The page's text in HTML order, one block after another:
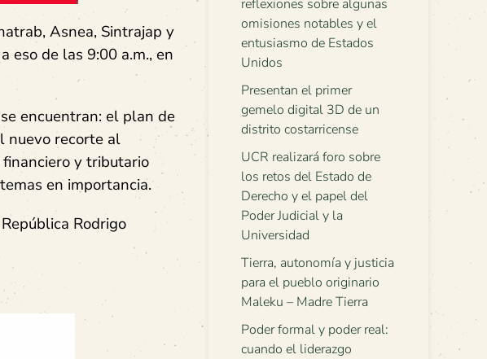
Asnea, Sintrajap y
eso de las 9:00 a.m., en
encuentran: el plan de
nuevo recorte al
y tributario
en importancia.
Rodrigo
reflexiones sobre algunas
omisiones notables y el
entusiasmo de Estados
Unidos
Presentan el primer
gemelo digital 3D de un
distrito costarricense
UCR realizará foro sobre
los retos del Estado de
Derecho y el papel del
Poder Judicial y la
Universidad
Tierra, autonomía y justicia
para el pueblo originario
Maleku – Madre Tierra
Poder formal y poder real:
cuando el liderazgo